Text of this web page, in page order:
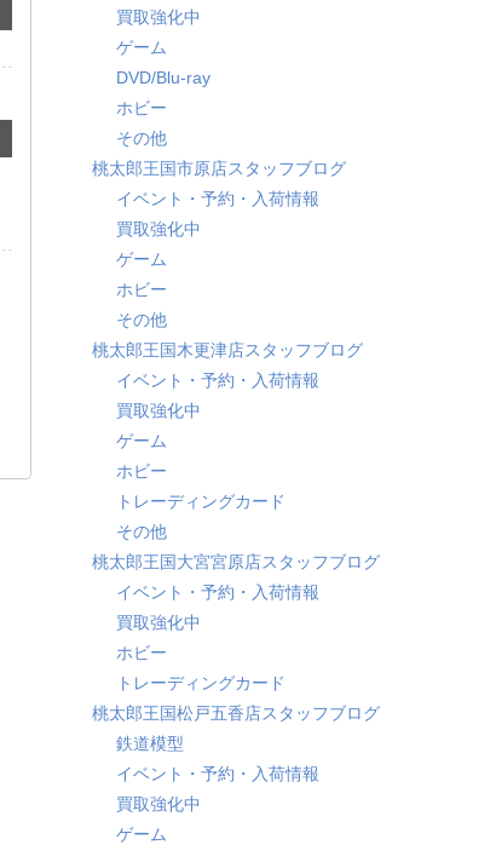
買取強化中
ゲーム
DVD/Blu-ray
ホビー
その他
桃太郎王国市原店スタッフブログ
イベント・予約・入荷情報
買取強化中
ゲーム
ホビー
その他
桃太郎王国木更津店スタッフブログ
イベント・予約・入荷情報
買取強化中
ゲーム
ホビー
トレーディングカード
その他
桃太郎王国大宮宮原店スタッフブログ
イベント・予約・入荷情報
買取強化中
ホビー
トレーディングカード
桃太郎王国松戸五香店スタッフブログ
鉄道模型
イベント・予約・入荷情報
買取強化中
ゲーム